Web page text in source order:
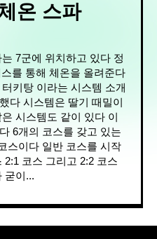
온 스파
를 통해 체온을 올려준다
다 시스템은 딸기 때밀이
시스템도 같이 있다 이
6개의 코스를 갖고 있는
스이다 일반 코스를 시작
2:1 코스 그리고 2:2 코스
굳이...